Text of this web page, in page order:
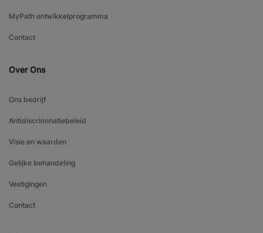
MyPath ontwikkelprogramma
Contact
Over Ons
Ons bedrijf
Antidiscriminatiebeleid
Visie en waarden
Gelijke behandeling
Vestigingen
Contact